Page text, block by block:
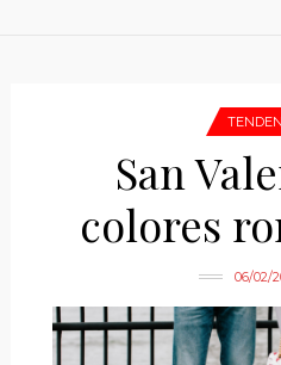
San
colores
06/02/